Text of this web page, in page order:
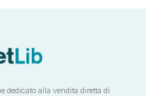
dedicato alla vendita diretta di